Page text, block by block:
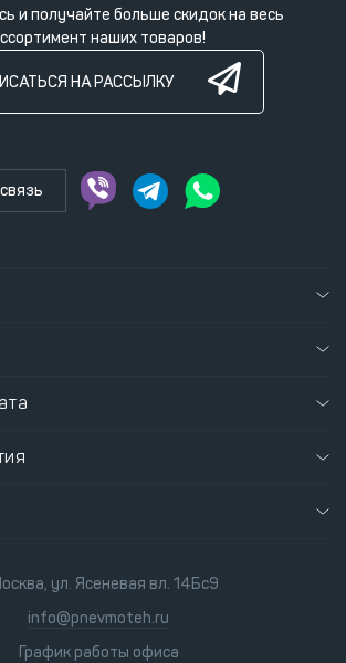
и получайте больше скидок на весь
наших товаров!
НА РАССЫЛКУ
ул. Ясеневая вл. 14Бс9
info@pnevmoteh.ru
График работы офиса